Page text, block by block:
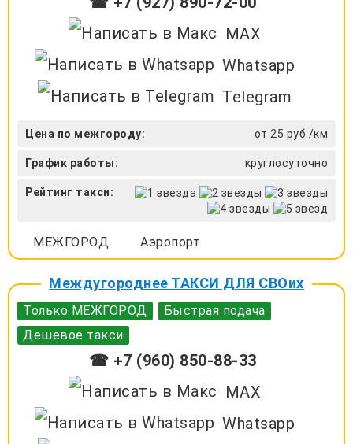
MAX
Whatsapp
Telegram
Цена по межгороду: от 25 руб./км
График работы: круглосуточно
Рейтинг такси:
МЕЖГОРОД Аэропорт
Междугороднее ТАКСИ ДЛЯ СВОих
Только МЕЖГОРОД
Быстрая подача
Дешевое такси
☎ +7 (960) 850-88-33
MAX
Whatsapp